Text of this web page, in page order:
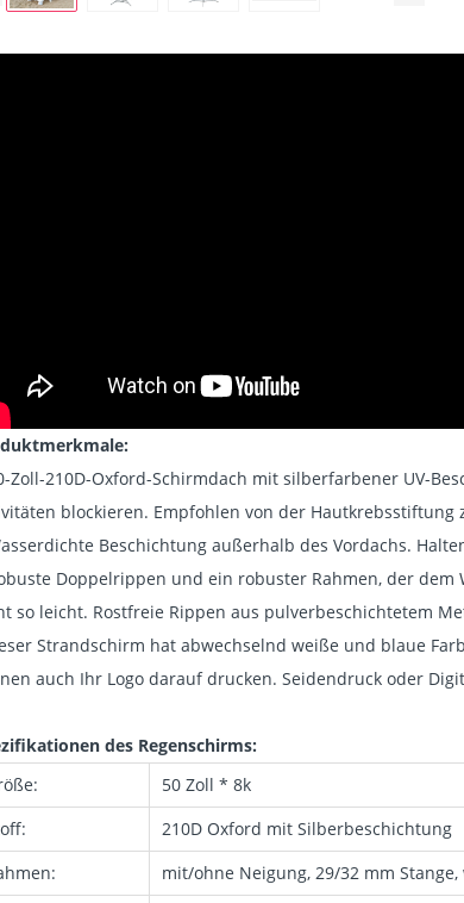
Zoll-210D-Oxford-Schirmdach mit silberfarbener UV-
blockieren. Empfohlen von der Hautkrebsstiftung
Beschichtung außerhalb des Vordachs.
Doppelrippen und ein robuster Rahmen, der
so leicht. Rostfreie Rippen aus pulverbeschichtetem
Strandschirm hat abwechselnd weiße und blaue
auch Ihr Logo darauf drucken. Seidendruck oder
des Regenschirms:
50 Zoll * 8k
210D Oxford mit Silberbeschichtung
mit/ohne Neigung, 29/32 mm